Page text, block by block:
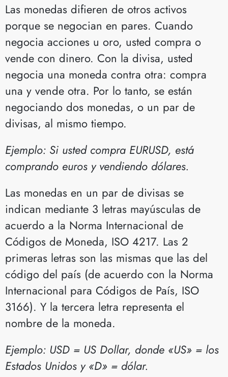
Las monedas difieren de otros activos
porque se negocian en pares. Cuando
negocia acciones u oro, usted compra o
vende con dinero. Con la divisa, usted
negocia una moneda contra otra: compra
una y vende otra. Por lo tanto, se están
negociando dos monedas, o un par de
divisas, al mismo tiempo.
Ejemplo: Si usted compra EURUSD, está
comprando euros y vendiendo dólares.
Las monedas en un par de divisas se
indican mediante 3 letras mayúsculas de
acuerdo a la Norma Internacional de
Códigos de Moneda, ISO 4217. Las 2
primeras letras son las mismas que las del
código del país (de acuerdo con la Norma
Internacional para Códigos de País, ISO
3166). Y la tercera letra representa el
nombre de la moneda.
Ejemplo: USD = US Dollar, donde «US» = los
Estados Unidos y «D» = dólar.